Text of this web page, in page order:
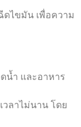
ดไขมัน เพื่อความ
น้ำ และอาหาร
วลาไม่นาน โดย